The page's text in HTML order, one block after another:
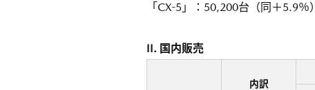
「CX-5」：50,200台（同＋5.9％）
II. 国内販売
内訳